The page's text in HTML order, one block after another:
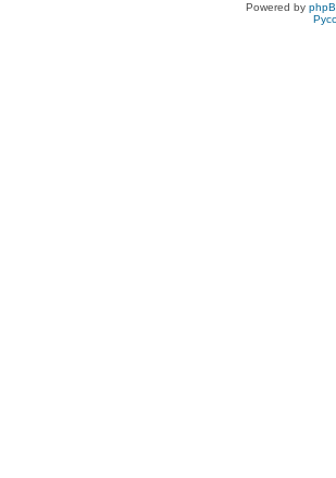
Powered by